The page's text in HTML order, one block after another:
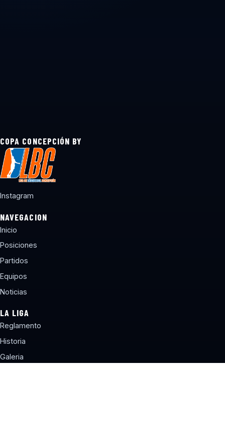
COPA CONCEPCIÓN BY
Instagram
NAVEGACION
Inicio
Posiciones
Partidos
Equipos
Noticias
LA LIGA
Reglamento
Historia
Galeria